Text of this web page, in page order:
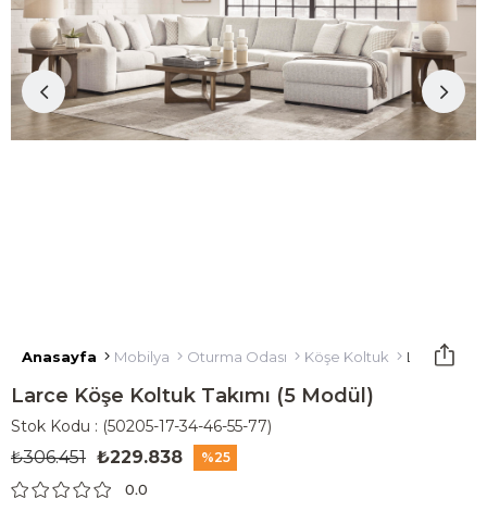
Anasayfa Mobilya Oturma Odası Köşe Koltuk Larce Köşe
Larce Köşe Koltuk Takımı (5 Modül)
Stok Kodu (50205-17-34-46-55-77)
₺306.451 ₺229.838 25
0.0